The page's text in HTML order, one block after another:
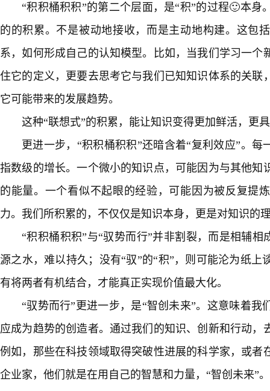
“积积桶积积”的第二个层面，是“积”的过程🙂本身
的的积累。不是被动地接收，而是主动地构建。这包
系，如何形成自己的认知模型。比如，当我们学习一个
住它的定义，更要去思考它与我们已知知识体系的关联
它可能带来的发展趋势。
这种“联想式”的积累，能让知识变得更加鲜活，更
更进一步，“积积桶积积”还暗含着“复利效应”。每
指数级的增长。一个微小的知识点，可能因为与其他知
的能量。一个看似不起眼的经验，可能因为被反复提
力。我们所积累的，不仅仅是知识本身，更是对知识的
“积积桶积积”与“驭势而行”并非割裂，而是相辅相
源之水，难以持久；没有“驭”的“积”，则可能沦为纸上
有将两者有机结合，才能真正实现价值最大化。
“驭势而行”更进一步，是“智创未来”。这意味着我
应成为趋势的创造者。通过我们的知识、创新和行动，
例如，那些在科技领域取得突破性进展的科学家，或者
企业家，他们就是在用自己的智慧和力量，“智创未来”。